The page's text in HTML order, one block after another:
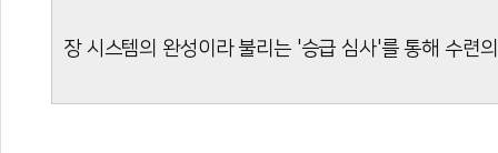
장 시스템의 완성이라 불리는 '승급 심사'를 통해 수련